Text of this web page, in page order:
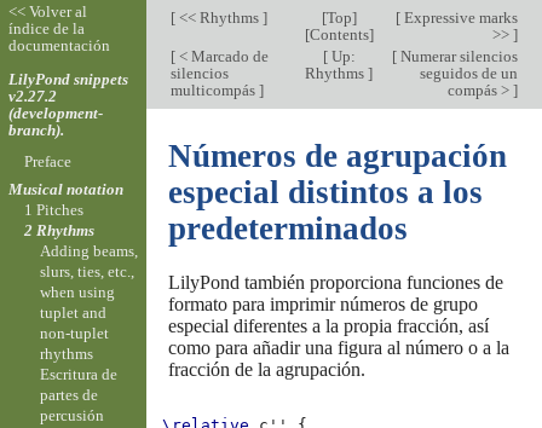
[<< Rhythms ] [Top]
[Contents]
[Expressive marks
>> ]
[< Marcado de
silencios
multicompás ]
[Up:
Rhythms]
[Numerar silencios
seguidos de un
compás > ]
Números de agrupación
especial distintos a los
predeterminados
LilyPond también proporciona funciones de
formato para imprimir números de grupo
especial diferentes a la propia fracción, así
como para añadir una figura al número o a la
fracción de la agrupación.
<< Volver al
índice de la
documentación
LilyPond snippets
v2.27.2
(development-
branch).
Preface
Musical notation
1 Pitches
2 Rhythms
Adding beams,
slurs, ties, etc.,
when using
tuplet and
non-tuplet
rhythms
Escritura de
partes de
percusión